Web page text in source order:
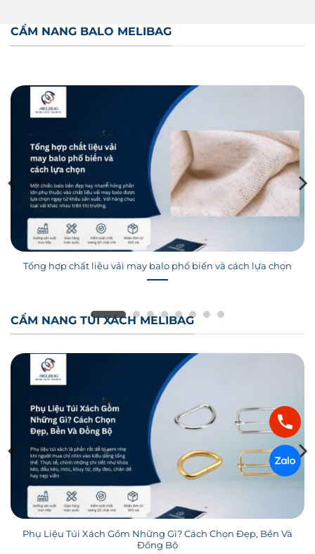
Tổng hợp chất liệu vải may balo phổ biến và cách lựa chọn
Phụ Liệu Túi Xách Gồm Những Gì? Cách Chọn Đẹp, Bền Và
Đồng Bộ